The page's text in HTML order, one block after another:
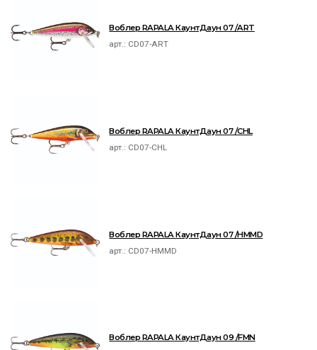
Воблер RAPALA КаунтДаун 07 /ART
арт.: CD07-ART
Воблер RAPALA КаунтДаун 07 /CHL
арт.: CD07-CHL
Воблер RAPALA КаунтДаун 07 /HMMD
арт.: CD07-HMMD
Воблер RAPALA КаунтДаун 09 /FMN